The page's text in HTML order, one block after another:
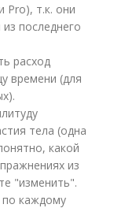
Pro), т.к. они
последнего
расход
времени (для
тела (одна
какой
из
"изменить".
по каждому